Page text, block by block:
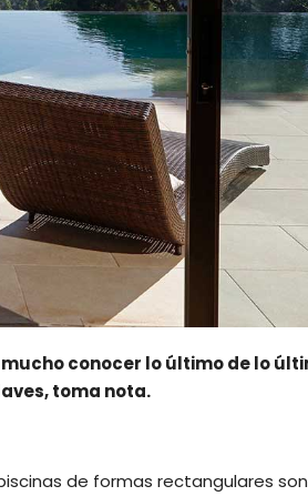
conocer lo último de lo
toma nota.
de formas rectangulares son